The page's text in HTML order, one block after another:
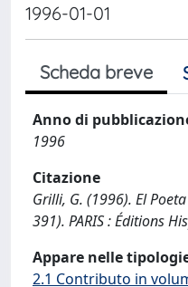
1996-01-01
Scheda breve
Anno di
1996
Citazione
Grilli, G. (1996). El
391). PARIS : Éditions
Appare nelle
2.1 Contributo in